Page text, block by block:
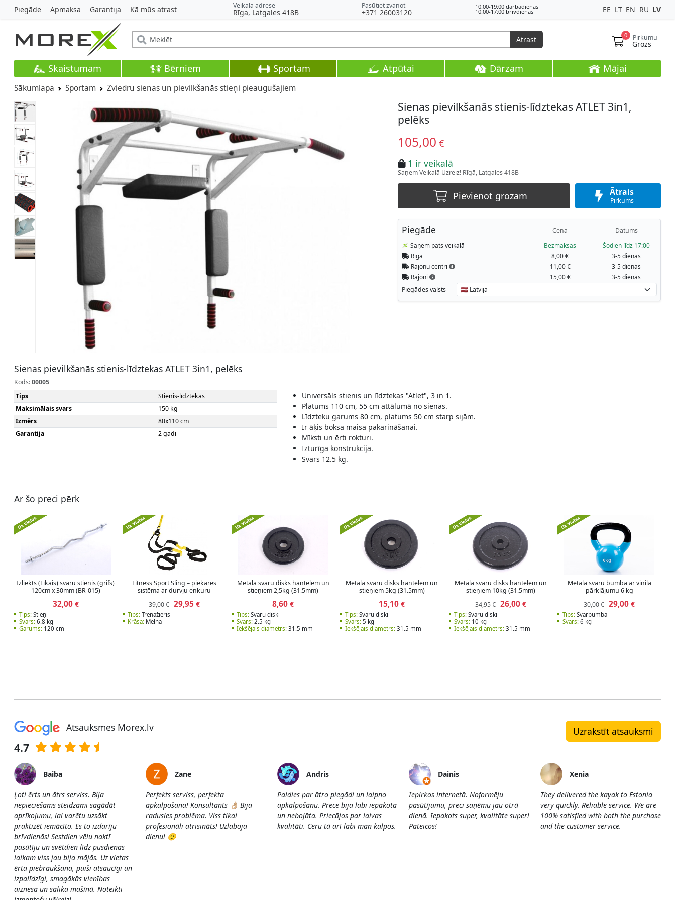
Piegāde Apmaksa Garantija Kā mūs atrast Veikala adrese
Rīga, Latgales 418B
Pasūtiet zvanot
+371 26003120
10:00-19:00 darbadienās
10:00-17:00 brīvdienās EE LT EN RU LV
0 Pirkumu
Grozs
Atrast
Skaistumam Bērniem Sportam Atpūtai Dārzam Mājai
Sākumlapa Sportam Zviedru sienas un pievilkšanās stieņi pieaugušajiem
Sienas pievilkšanās stienis-līdztekas ATLET 3in1,
pelēks
105,00 €
1 ir veikalā
Saņem Veikalā Uzreiz! Rīgā, Latgales 418B
Pievienot grozam Ātrais
Pirkums
Piegāde Cena Datums
Saņem pats veikalā Bezmaksas
Šodien līdz 17:00
Rīga
8,00 €
3-5 dienas
Rajonu centri
11,00 €
3-5 dienas
Rajoni
15,00 € 3-5 dienas
Piegādes valsts
Sienas pievilkšanās stienis-līdztekas ATLET 3in1, pelēks
Kods:00005
Tips
Stienis-līdztekas
Maksimālais svars
150 kg
Izmērs
80x110 cm
Garantija
2 gadi
Universāls stienis un līdztekas "Atlet", 3 in 1.
Platums 110 cm, 55 cm attālumā no sienas.
Līdzteku garums 80 cm, platums 50 cm starp sijām.
Ir āķis boksa maisa pakarināšanai.
Mīksti un ērti rokturi.
Izturīga konstrukcija.
Svars 12.5 kg.
Ar šo preci pērk
Izliekts (Līkais) svaru stienis (grifs)
120cm x 30mm (BR-015)
32,00€
Tips:Stieņi
Svars:6.8 kg
Garums:120 cm
Fitness Sport Sling – piekares
sistēma ar durvju enkuru
39,00 € 29,95 €
Tips: Trenažieris
Krāsa: Melna
Metāla svaru disks hantelēm un
stieņiem 2,5kg (31.5mm)
8,60 €
Tips:Svaru diski
Svars:2.5 kg
Iekšējais diametrs:31.5 mm
Metāla svaru disks hantelēm un
stieņiem 5kg (31.5mm)
15,10 €
Tips: Svaru diski
Svars: 5 kg
Iekšējais diametrs: 31.5 mm
Metāla svaru disks hantelēm un
stieņiem 10kg (31.5mm)
34,95 € 26,00€
Tips:Svaru diski
Svars:10 kg
Iekšējais diametrs:31.5 mm
Metāla svaru bumba ar vinila
pārklājumu 6 kg
30,00 € 29,00 €
Tips: Svarbumba
Svars: 6 kg
Atsauksmes Morex.lv
4.7
Uzrakstīt atsauksmi
Baiba
Ļoti ērts un ātrs serviss. Bija
nepieciešams steidzami sagādāt
aprīkojumu, lai varētu uzsākt
praktizēt iemācīto. Es to izdarīju
brīvdienās! Sestdien vēlu naktī
pasūtīju un svētdien līdz pusdienas
laikam viss jau bija mājās. Uz vietas
ērta piebraukšana, puiši atsaucīgi un
izpalīdzīgi, smagākās vienības
aiznesa un salika mašīnā. Noteikti
Zane
Perfekts serviss, perfekta
apkalpošana! Konsultants 👌🏼 Bija
radusies problēma. Viss tikai
profesionāli atrisināts! Uzlaboja
dienu! 🙂
Andris
Paldies par ātro piegādi un laipno
apkalpošanu. Prece bija labi iepakota
un nebojāta. Priecājos par laivas
kvalitāti. Ceru tā arī labi man kalpos.
Dainis
Iepirkos internetā. Noformēju
pasūtījumu, preci saņēmu jau otrā
dienā. Iepakots super, kvalitāte super!
Pateicos!
Xenia
They delivered the kayak to Estonia
very quickly. Reliable service. We are
100% satisfied with both the purchase
and the customer service.